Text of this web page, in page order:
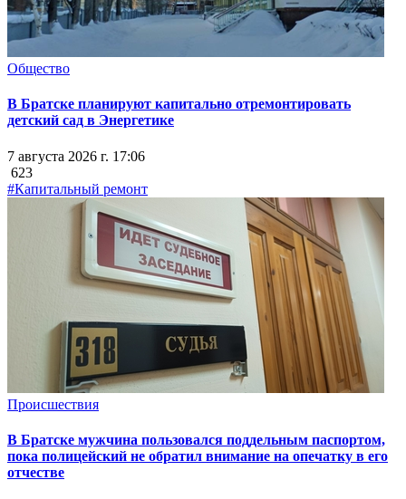
Общество
В Братске планируют капитально отремонтировать
детский сад в Энергетике
7 августа 2026 г. 17:06
623
#Капитальный ремонт
Происшествия
В Братске мужчина пользовался поддельным паспортом,
пока полицейский не обратил внимание на опечатку в его
отчестве